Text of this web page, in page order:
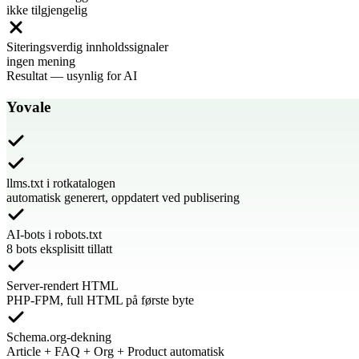
ikke tilgjengelig
Siteringsverdig innholdssignaler
ingen mening
Resultat — usynlig for AI
Yovale
llms.txt i rotkatalogen
automatisk generert, oppdatert ved publisering
AI-bots i robots.txt
8 bots eksplisitt tillatt
Server-rendert HTML
PHP-FPM, full HTML på første byte
Schema.org-dekning
Article + FAQ + Org + Product automatisk